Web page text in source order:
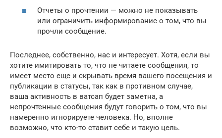
Отчеты о прочтении — можно не показывать
или ограничить информирование о том, что вы
прочли сообщение.
Последнее, собственно, нас и интересует. Хотя, если вы
хотите имитировать то, что не читаете сообщения, то
имеет место еще и скрывать время вашего посещения и
публикации в статусы, так как в противном случае,
ваша активность в ватсап будет заметна, а
непрочтенные сообщения будут говорить о том, что вы
намеренно игнорируете человека. Но, вполне
возможно, что кто-то ставит себе и такую цель.